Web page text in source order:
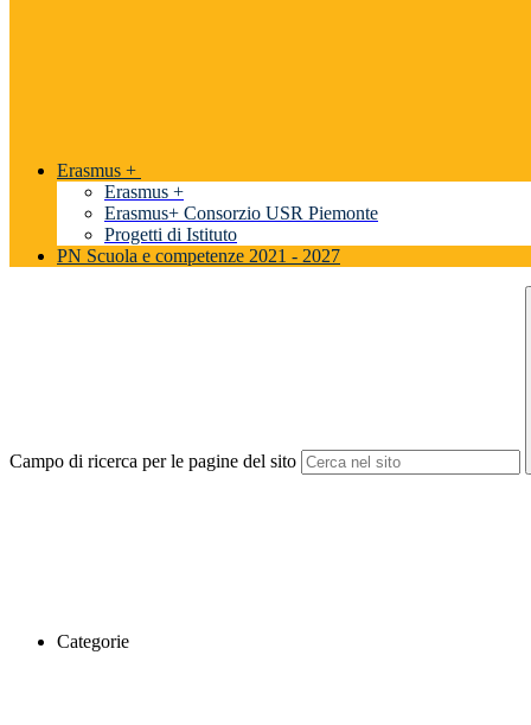
Erasmus +
Erasmus +
Erasmus+ Consorzio USR Piemonte
Progetti di Istituto
PN Scuola e competenze 2021 - 2027
Campo di ricerca per le pagine del sito
Categorie